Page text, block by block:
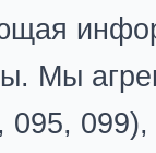
Мы
095, 099),